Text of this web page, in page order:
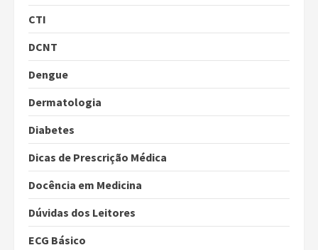
CTI
DCNT
Dengue
Dermatologia
Diabetes
Dicas de Prescrição Médica
Docência em Medicina
Dúvidas dos Leitores
ECG Básico